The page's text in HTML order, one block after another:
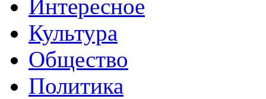
Интересное
Культура
Общество
Политика